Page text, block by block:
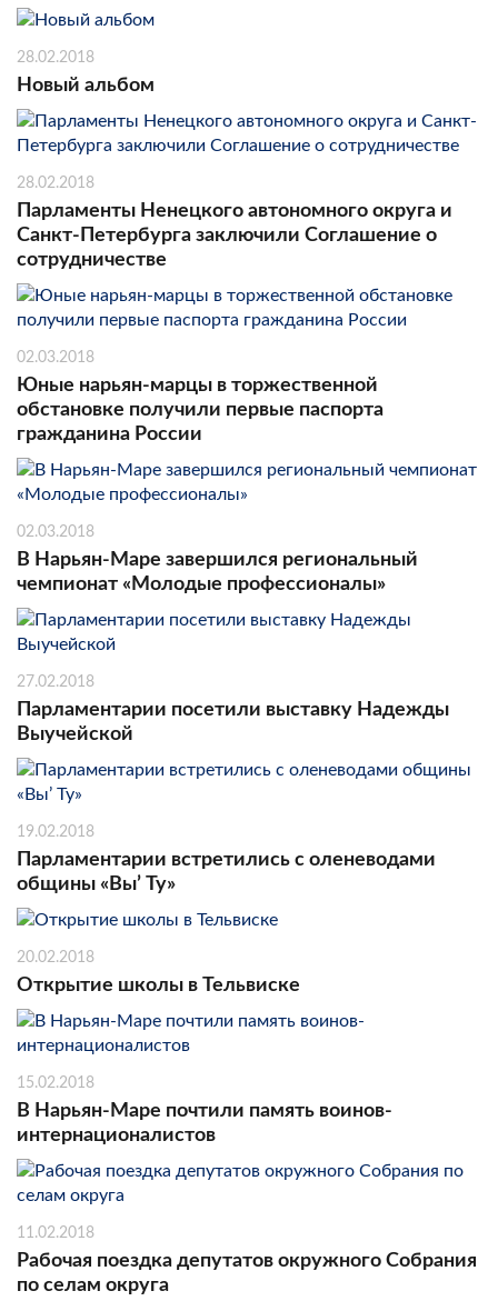
28.02.2018
Новый альбом
28.02.2018
Парламенты Ненецкого автономного округа и
Санкт-Петербурга заключили Соглашение о
сотрудничестве
02.03.2018
Юные нарьян-марцы в торжественной
обстановке получили первые паспорта
гражданина России
02.03.2018
В Нарьян-Маре завершился региональный
чемпионат «Молодые профессионалы»
27.02.2018
Парламентарии посетили выставку Надежды
Выучейской
19.02.2018
Парламентарии встретились с оленеводами
общины «Вы’ Ту»
20.02.2018
Открытие школы в Тельвиске
15.02.2018
В Нарьян-Маре почтили память воинов-
интернационалистов
11.02.2018
Рабочая поездка депутатов окружного Собрания
по селам округа